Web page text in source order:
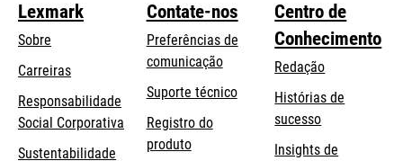
Lexmark
Sobre
Carreiras
Responsabilidade
Social Corporativa opens
Sustentabilidade
Contate-nos
Preferências de
comunicação
Suporte técnicoopens
Registro do
produto
Centro de
Conhecimento
Redação
Histórias de
sucesso
Insights de